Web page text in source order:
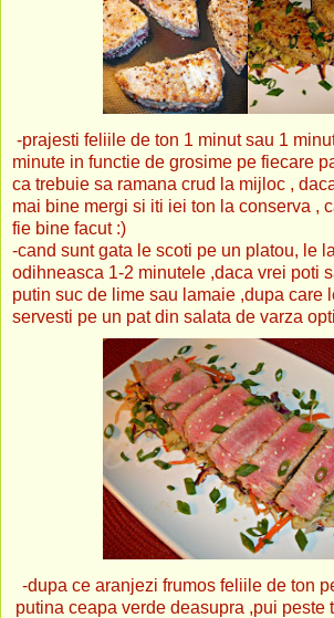
-prajesti feliile de ton 1 minut sau 1
minute in functie de grosime pe fiecare
ca trebuie sa ramana crud la mijloc ,
mai bine mergi si iti iei ton la conserva ,
fie bine facut :)
-cand sunt gata le scoti pe un platou, le
odihneasca 1-2 minutele ,daca vrei poti
putin suc de lime sau lamaie ,dupa care
servesti pe un pat din salata de varza
-dupa ce aranjezi frumos feliile de ton
putina ceapa verde deasupra ,pui peste